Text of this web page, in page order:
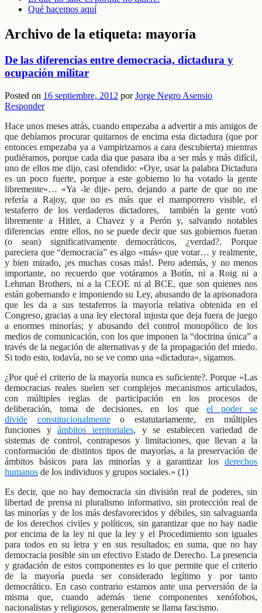
Qué hacemos aquí
Archivo de la etiqueta: mayoría
De las diferencias entre democracia, dictadura y
ocupación militar
Posted on 16 septiembre, 2012 porJorge Negro Asensio
Responder
Hace unos meses atrás, cuando empezaba a advertir a mis amigos de
que debíamos procurar quitarnos de encima esta dictadura (que por
entonces empezaba ya a vampirizarnos a cara descubierta) mientras
pudiéramos, porque cada dia que pasara iba a ser más y más difícil,
uno de ellos me dijo, casi ofendido: «Oye, usar la palabra Dictadura
es un poco fuerte, porque a este gobierno lo ha votado la gente
libremente»… «Ya -le dije- pero, dejando a parte de que no me
refería a Rajoy, que no es más que el mamporrero visible, el
testaferro de los verdaderos dictadores, también la gente votó
libremente a Hitler, a Chavez y a Perón y, salvando notables
diferencias entre ellos, no se puede decir que sus gobiernos fueran
(o sean) significativamente democráticos, ¿verdad?. Porque
pareciera que “democracia” es algo «más» que votar… y realmente,
y bien mirado, ¡es muchas cosas más!. Pero además, y no menos
importante, no recuerdo que votáramos a Botín, ni a Roig ni a
Lehman Brothers, ni a la CEOE ni al BCE, que son quienes nos
están gobernando e imponiendo su Ley, abusando de la apisonadora
que les da a sus testaferros la mayoría relativa obtenida en el
Congreso, gracias a una ley electoral injusta que deja fuera de juego
a enormes minorías; y abusando del control monopólico de los
medios de comunicación, con los que imponen la “doctrina única” a
través de la negación de alternativas y de la propagación del miedo.
Si todo esto, todavía, no se ve como una «dictadura», sigamos.
¿Por qué el criterio de la mayoría nunca es suficiente?. Porque «Las
democracias reales suelen ser complejos mecanismos articulados,
con múltiples reglas de participación en los procesos de
deliberación, toma de decisiones, en los queel poder se
divide
constitucionalmenteo estatutariamente, en múltiples
funciones yámbitos territoriales, y se establecen variedad de
sistemas de control, contrapesos y limitaciones, que llevan a la
conformación de distintos tipos de mayorías, a la preservación de
ámbitos básicos para las minorías y a garantizar los derechos
humanos de los individuos y grupos sociales.» (1)
Es decir, que no hay democracia sin división real de poderes, sin
libertad de prensa ni pluralismo informativo, sin protección real de
las minorías y de los más desfavorecidos y débiles, sin salvaguarda
de los derechos civiles y políticos, sin garantizar que no hay nadie
por encima de la ley ni que la ley y el Procedimiento son iguales
para todos en su letra y en sus resultados; en suma, que no hay
democracia posible sin un efectivo Estado de Derecho. La presencia
y gradación de estos componentes es lo que permite que el criterio
de la mayoría pueda ser considerado legítimo y por tanto
democrático. En caso contrario estamos ante una perversión de la
misma que, cuando además tiene componentes xenófobos,
nacionalistas y religiosos, generalmente se llama fascismo.